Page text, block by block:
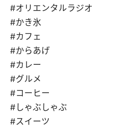
#オリエンタルラジオ
#かき氷
#カフェ
#からあげ
#カレー
#グルメ
#コーヒー
#しゃぶしゃぶ
#スイーツ